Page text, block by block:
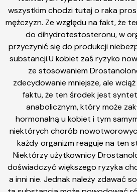
wszystkim chodzi tutaj o raka
mężczyzn. Ze względu na fakt, że
do dihydrotestosteronu, w
przyczynić się do produkcji
substancji.U kobiet zaś ryzyko
ze stosowaniem
zdecydowanie mniejsze, ale
faktu, że ten środek jest
anabolicznym, który może
hormonalną u kobiet i tym
niektórych chorób
każdy organizm reaguje na ten
Niektórzy użytkownicy
doświadczyć większego ryzyka
a inni nie. Jednak należy zdawać